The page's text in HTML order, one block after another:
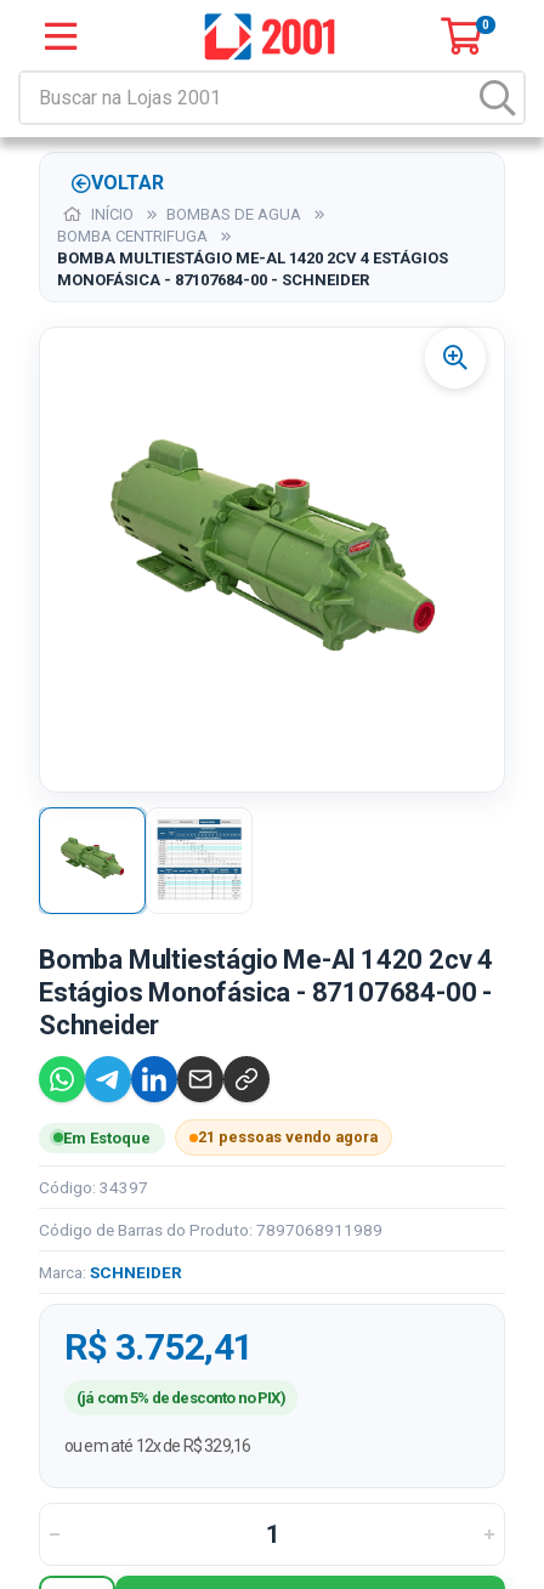
0
VOLTAR
INÍCIO
BOMBAS DE AGUA
BOMBA CENTRIFUGA
BOMBA MULTIESTÁGIO ME-AL 1420 2CV 4 ESTÁGIOS
MONOFÁSICA - 87107684-00 - SCHNEIDER
Bomba Multiestágio Me-Al 1420 2cv 4
Estágios Monofásica - 87107684-00 -
Schneider
Em Estoque 21 pessoas vendo agora
Código: 34397
Código de Barras do Produto: 7897068911989
Marca: SCHNEIDER
R$ 3.752,41
(já com 5% de desconto no PIX)
ou em até 12x de R$ 329,16